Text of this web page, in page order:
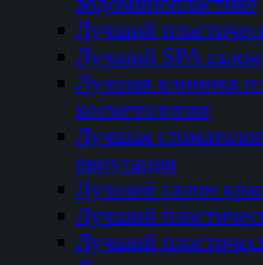
Лучший
Лучший SPA салон
Лучшая клиника
косметологии
Лучшая
репутация
Лучший салон
Лучший
Лучший